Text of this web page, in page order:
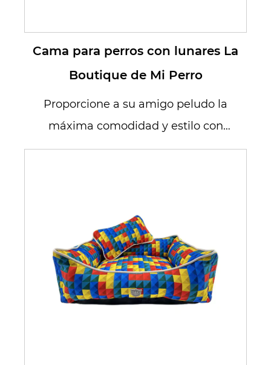
Cama para perros con lunares La
Boutique de Mi Perro
Proporcione a su amigo peludo la
máxima comodidad y estilo con
nuestra cama para perros La